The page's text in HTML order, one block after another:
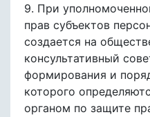
9. При
прав субъектов
создается на
консультативный
формирования и
которого
органом по защите